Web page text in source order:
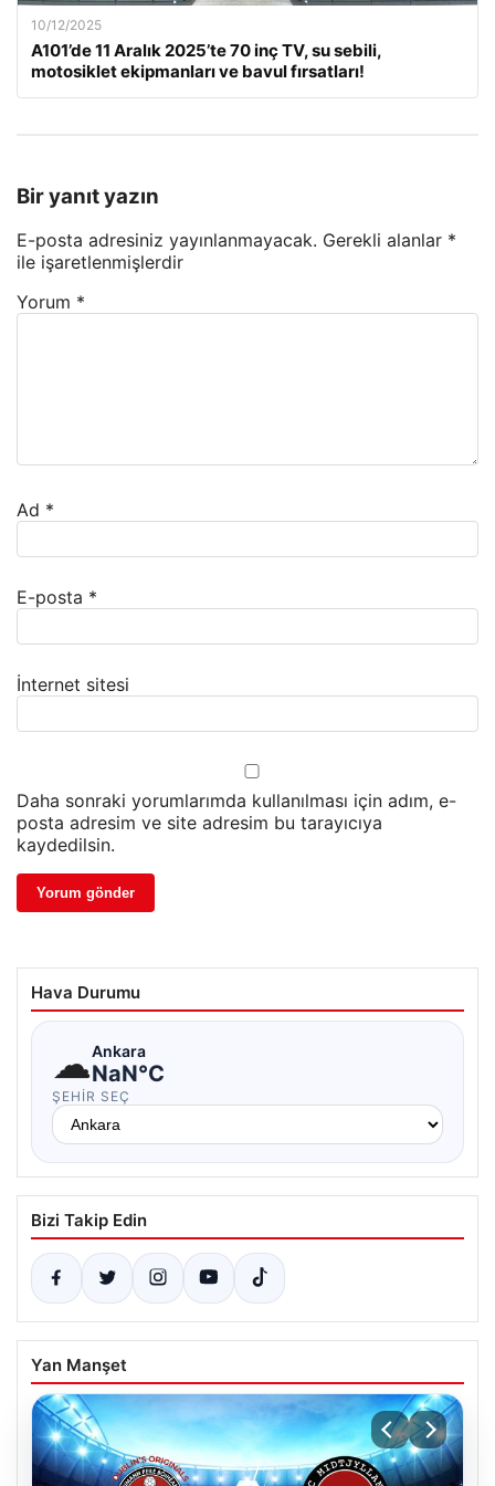
10/12/2025
A101’de 11 Aralık 2025’te 70 inç TV, su sebili,
motosiklet ekipmanları ve bavul fırsatları!
Bir yanıt yazın
E-posta adresiniz yayınlanmayacak. Gerekli alanlar *
ile işaretlenmişlerdir
Yorum *
Ad *
E-posta *
İnternet sitesi
Daha sonraki yorumlarımda kullanılması için adım, e-
posta adresim ve site adresim bu tarayıcıya
kaydedilsin.
Hava Durumu
☁Ankara
NaN°C
ŞEHIR SEÇ
Bizi Takip Edin
Yan Manşet